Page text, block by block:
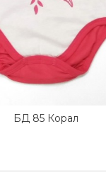
БД 85 Корал